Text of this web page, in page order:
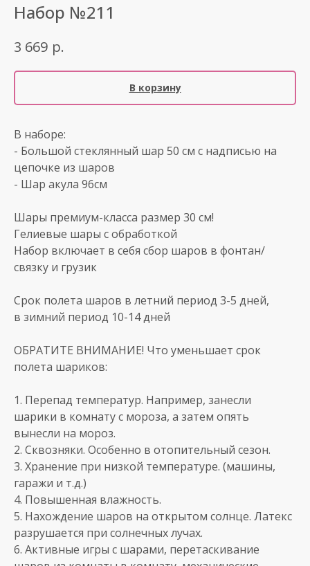
Набор №211
3 669 р.
В корзину
В наборе:
- Большой стеклянный шар 50 см с надписью на
цепочке из шаров
- Шар акула 96см
Шары премиум-класса размер 30 см!
Гелиевые шары с обработкой
Набор включает в себя сбор шаров в фонтан/
связку и грузик
Срок полета шаров в летний период 3-5 дней,
в зимний период 10-14 дней
ОБРАТИТЕ ВНИМАНИЕ! Что уменьшает срок
полета шариков:
1. Перепад температур. Например, занесли
шарики в комнату с мороза, а затем опять
вынесли на мороз.
2. Сквозняки. Особенно в отопительный сезон.
3. Хранение при низкой температуре. (машины,
гаражи и т.д.)
4. Повышенная влажность.
5. Нахождение шаров на открытом солнце. Латекс
разрушается при солнечных лучах.
6. Активные игры с шарами, перетаскивание